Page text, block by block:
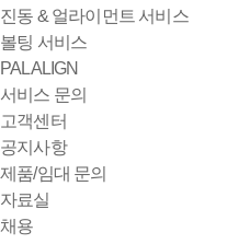
진동 & 얼라이먼트 서비스
볼팅 서비스
PALALIGN
서비스 문의
고객센터
공지사항
제품/임대 문의
자료실
채용